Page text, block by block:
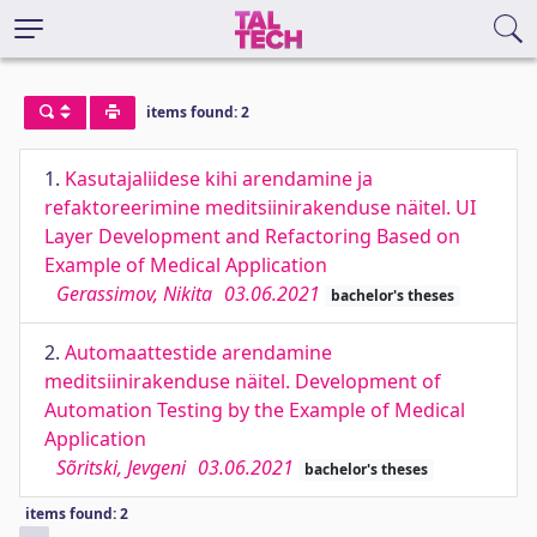
items found: 2
1. Kasutajaliidese kihi arendamine ja
refaktoreerimine meditsiinirakenduse näitel. UI
Layer Development and Refactoring Based on
Example of Medical Application
Gerassimov, Nikita 03.06.2021 bachelor's theses
2. Automaattestide arendamine
meditsiinirakenduse näitel. Development of
Automation Testing by the Example of Medical
Application
Sõritski, Jevgeni 03.06.2021 bachelor's theses
items found: 2